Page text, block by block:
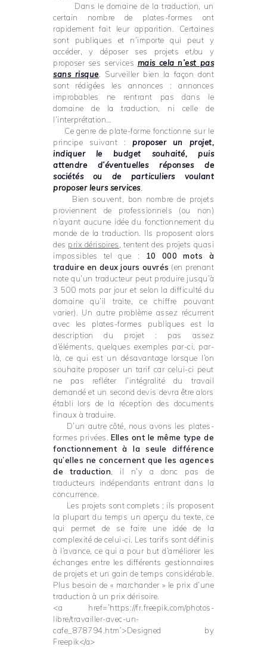
Dans le domaine de la traduction, un
certain nombre de plates-formes ont
rapidement fait leur apparition. Certaines
sont publiques et n’importe qui peut y
accéder, y déposer ses projets et/ou y
proposer ses services mais cela n’est pas
sans risque . Surveiller bien la façon dont
sont rédigées les annonces : annonces
improbables ne rentrant pas dans le
domaine de la traduction, ni celle de
l’interprétation…
Ce genre de plate-forme fonctionne sur le
principe suivant :proposer un projet,
indiquer le budget souhaité, puis
attendre d’éventuelles réponses de
sociétés ou de particuliers voulant
proposer leurs services.
Bien souvent, bon nombre de projets
proviennent de professionnels (ou non)
n’ayant aucune idée du fonctionnement du
monde de la traduction. Ils proposent alors
des prix dérisoires , tentent des projets quasi
impossibles tel que : 10 000 mots à
traduire en deux jours ouvrés (en prenant
note qu’un traducteur peut produire jusqu’à
3 500 mots par jour et selon la difficulté du
domaine qu’il traite, ce chiffre pouvant
varier). Un autre problème assez récurrent
avec les plates-formes publiques est la
description du projet : pas assez
d’éléments, quelques exemples par-ci, par-
là, ce qui est un désavantage lorsque l’on
souhaite proposer un tarif car celui-ci peut
ne pas refléter l’intégralité du travail
demandé et un second devis devra être alors
établi lors de la réception des documents
finaux à traduire.
D’un autre côté, nous avons les plates-
formes privées.Elles ont le même type de
fonctionnement à la seule différence
qu’elles ne concernent que les agences
de traduction , il n’y a donc pas de
traducteurs indépendants entrant dans la
concurrence.
Les projets sont complets ; ils proposent
la plupart du temps un aperçu du texte, ce
qui permet de se faire une idée de la
complexité de celui-ci. Les tarifs sont définis
à l’avance, ce qui a pour but d’améliorer les
échanges entre les différents gestionnaires
de projets et un gain de temps considérable.
Plus besoin de « marchander » le prix d’une
traduction à un prix dérisoire.
<a href=’https://fr.freepik.com/photos-
libre/travailler-avec-un-
cafe_878794.htm’>Designed by
Freepik</a>